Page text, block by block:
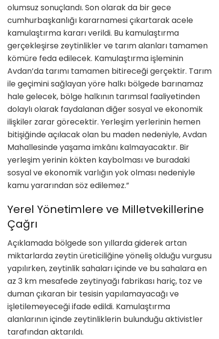
olumsuz sonuçlandı. Son olarak da bir gece
cumhurbaşkanlığı kararnamesi çıkartarak acele
kamulaştırma kararı verildi. Bu kamulaştırma
gerçekleşirse zeytinlikler ve tarım alanları tamamen
kömüre feda edilecek. Kamulaştırma işleminin
Avdan’da tarımı tamamen bitireceği gerçektir. Tarım
ile geçimini sağlayan yöre halkı bölgede barınamaz
hale gelecek, bölge halkının tarımsal faaliyetinden
dolaylı olarak faydalanan diğer sosyal ve ekonomik
ilişkiler zarar görecektir. Yerleşim yerlerinin hemen
bitişiğinde açılacak olan bu maden nedeniyle, Avdan
Mahallesinde yaşama imkânı kalmayacaktır. Bir
yerleşim yerinin kökten kaybolması ve buradaki
sosyal ve ekonomik varlığın yok olması nedeniyle
kamu yararından söz edilemez.”
Yerel Yönetimlere ve Milletvekillerine
Çağrı
Açıklamada bölgede son yıllarda giderek artan
miktarlarda zeytin üreticiliğine yöneliş olduğu vurgusu
yapılırken, zeytinlik sahaları içinde ve bu sahalara en
az 3 km mesafede zeytinyağı fabrikası hariç, toz ve
duman çıkaran bir tesisin yapılamayacağı ve
işletilemeyeceği ifade edildi. Kamulaştırma
alanlarının içinde zeytinliklerin bulunduğu aktivistler
tarafından aktarıldı.